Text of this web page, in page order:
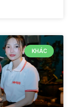
KHÁC